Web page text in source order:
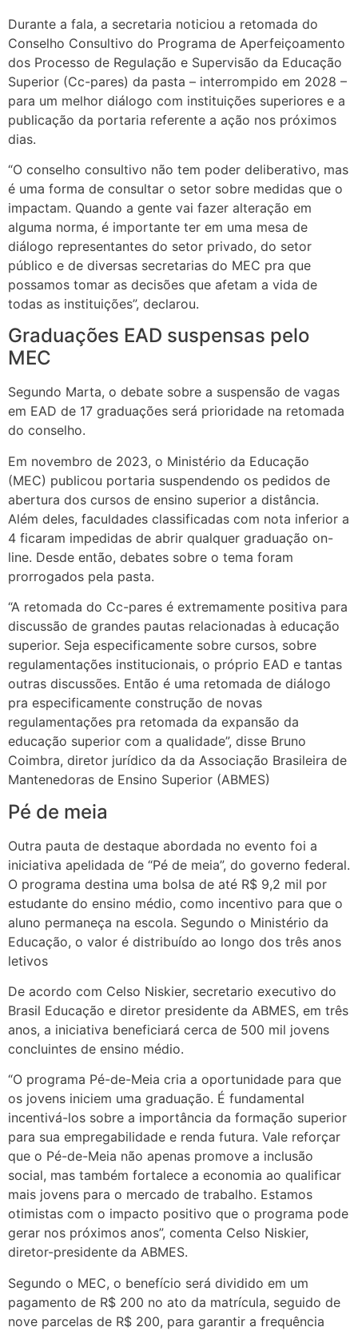
Durante a fala, a secretaria noticiou a retomada do
Conselho Consultivo do Programa de Aperfeiçoamento
dos Processo de Regulação e Supervisão da Educação
Superior (Cc-pares) da pasta – interrompido em 2028 –
para um melhor diálogo com instituições superiores e a
publicação da portaria referente a ação nos próximos
dias.
“O conselho consultivo não tem poder deliberativo, mas
é uma forma de consultar o setor sobre medidas que o
impactam. Quando a gente vai fazer alteração em
alguma norma, é importante ter em uma mesa de
diálogo representantes do setor privado, do setor
público e de diversas secretarias do MEC pra que
possamos tomar as decisões que afetam a vida de
todas as instituições”, declarou.
Graduações EAD suspensas pelo
MEC
Segundo Marta, o debate sobre a suspensão de vagas
em EAD de 17 graduações será prioridade na retomada
do conselho.
Em novembro de 2023, o Ministério da Educação
(MEC) publicou portaria suspendendo os pedidos de
abertura dos cursos de ensino superior a distância.
Além deles, faculdades classificadas com nota inferior a
4 ficaram impedidas de abrir qualquer graduação on-
line. Desde então, debates sobre o tema foram
prorrogados pela pasta.
“A retomada do Cc-pares é extremamente positiva para
discussão de grandes pautas relacionadas à educação
superior. Seja especificamente sobre cursos, sobre
regulamentações institucionais, o próprio EAD e tantas
outras discussões. Então é uma retomada de diálogo
pra especificamente construção de novas
regulamentações pra retomada da expansão da
educação superior com a qualidade”, disse Bruno
Coimbra, diretor jurídico da da Associação Brasileira de
Mantenedoras de Ensino Superior (ABMES)
Pé de meia
Outra pauta de destaque abordada no evento foi a
iniciativa apelidada de “Pé de meia”, do governo federal.
O programa destina uma bolsa de até R$ 9,2 mil por
estudante do ensino médio, como incentivo para que o
aluno permaneça na escola. Segundo o Ministério da
Educação, o valor é distribuído ao longo dos três anos
letivos
De acordo com Celso Niskier, secretario executivo do
Brasil Educação e diretor presidente da ABMES, em três
anos, a iniciativa beneficiará cerca de 500 mil jovens
concluintes de ensino médio.
“O programa Pé-de-Meia cria a oportunidade para que
os jovens iniciem uma graduação. É fundamental
incentivá-los sobre a importância da formação superior
para sua empregabilidade e renda futura. Vale reforçar
que o Pé-de-Meia não apenas promove a inclusão
social, mas também fortalece a economia ao qualificar
mais jovens para o mercado de trabalho. Estamos
otimistas com o impacto positivo que o programa pode
gerar nos próximos anos”, comenta Celso Niskier,
diretor-presidente da ABMES.
Segundo o MEC, o benefício será dividido em um
pagamento de R$ 200 no ato da matrícula, seguido de
nove parcelas de R$ 200, para garantir a frequência